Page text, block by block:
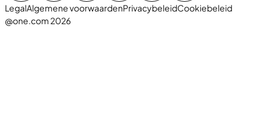
LegalAlgemene voorwaardenPrivacybeleidCookiebeleid
@one.com 2026